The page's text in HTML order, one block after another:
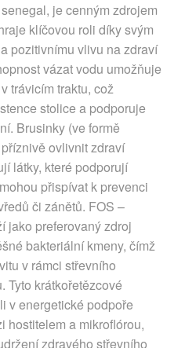
je cenným zdrojem
klíčovou roli díky svým
pozitivnímu vlivu na zdraví
vázat vodu umožňuje
trávicím traktu, což
stolice a podporuje
Brusinky (ve formě
ovlivnit zdraví
látky, které podporují
přispívat k prevenci
či zánětů. FOS –
jako preferovaný zdroj
bakteriální kmeny, čímž
v rámci střevního
Tyto krátkořetězcové
v energetické podpoře
hostitelem a mikroflórou,
zdravého střevního